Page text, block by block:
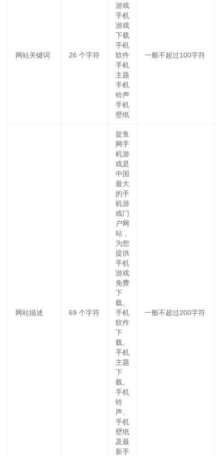
网站关键词 26 个字符
游戏
手机
游戏
下载
手机
软件
手机
主题
手机
铃声
手机
壁纸
一般不超过100字符
网站描述 69 个字符
捉鱼
网手
机游
戏是
中国
最大
的手
机游
戏门
户网
站，
为您
提供
手机
游戏
免费
下
载、
手机
软件
下
载、
手机
主题
下
载、
手机
铃
声、
手机
壁纸
及最
新手
一般不超过200字符